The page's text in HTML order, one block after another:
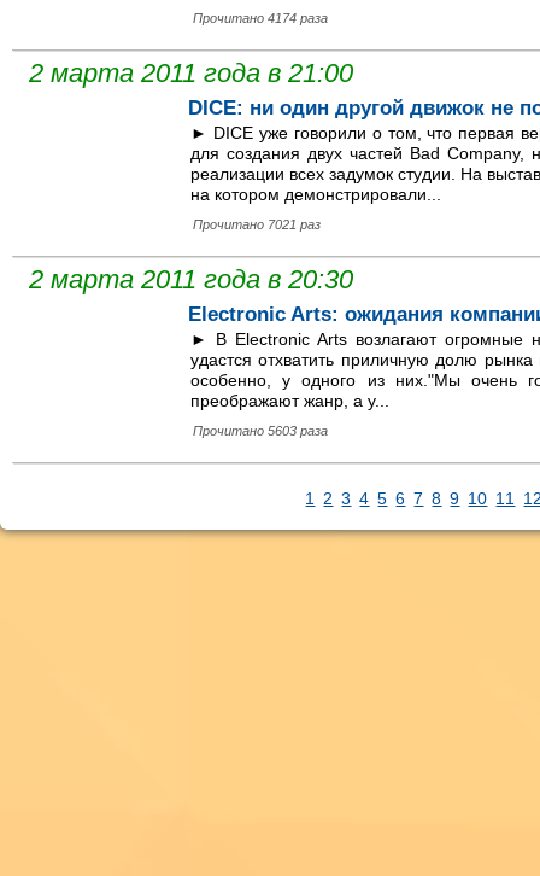
Прочитано 4174 раза
2 марта 2011 года в 21:00
DICE: ни один другой движок не
► DICE уже говорили о том, что первая
для создания двух частей Bad
реализации всех задумок студии. На
на котором демонстрировали...
Прочитано 7021 раз
2 марта 2011 года в 20:30
Electronic Arts: ожидания
► В Electronic Arts возлагают огромные
удастся отхватить приличную долю
особенно, у одного из них."Мы очень
преображают жанр, а у...
Прочитано 5603 раза
1 2 3 4 5 6 7 8 9 10 11